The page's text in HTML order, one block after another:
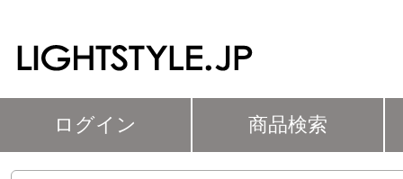
ログイン 商品検索